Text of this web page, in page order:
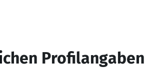
Profilangaben